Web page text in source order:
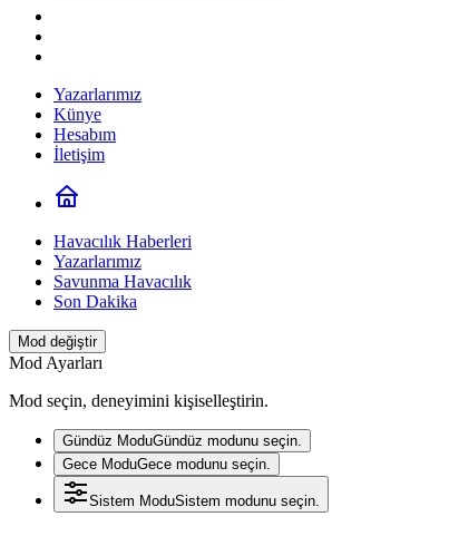
Yazarlarımız
Künye
Hesabım
İletişim
Havacılık Haberleri
Yazarlarımız
Savunma Havacılık
Son Dakika
Mod değiştir
Mod Ayarları
Mod seçin, deneyimini kişiselleştirin.
Gündüz ModuGündüz modunu seçin.
Gece ModuGece modunu seçin.
Sistem ModuSistem modunu seçin.